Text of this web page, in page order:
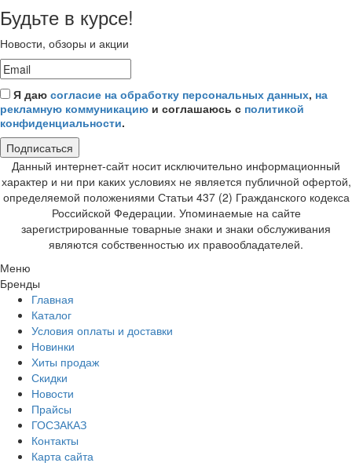
Будьте в курсе!
Новости, обзоры и акции
Я даю согласие на обработку персональных данных, на
рекламную коммуникацию и соглашаюсь с политикой
конфиденциальности.
Подписаться
Данный интернет-сайт носит исключительно информационный
характер и ни при каких условиях не является публичной офертой,
определяемой положениями Статьи 437 (2) Гражданского кодекса
Российской Федерации. Упоминаемые на сайте
зарегистрированные товарные знаки и знаки обслуживания
являются собственностью их правообладателей.
Меню
Бренды
Главная
Каталог
Условия оплаты и доставки
Новинки
Хиты продаж
Скидки
Новости
Прайсы
ГОСЗАКАЗ
Контакты
Карта сайта